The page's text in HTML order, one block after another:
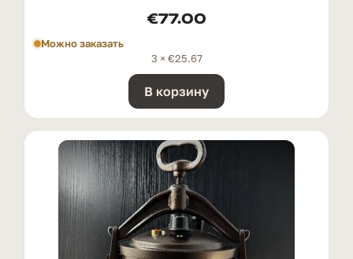
€77.00
Можно заказать
3 × €25.67
В корзину